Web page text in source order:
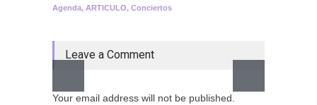
Agenda, ARTICULO, Conciertos
Leave a Comment
Your email address will not be published.